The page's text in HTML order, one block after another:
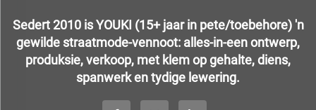
Sedert 2010 is YOUKI (15+ jaar in pete/toebehore) 'n
gewilde straatmode-vennoot: alles-in-een ontwerp,
produksie, verkoop, met klem op gehalte, diens,
spanwerk en tydige lewering.